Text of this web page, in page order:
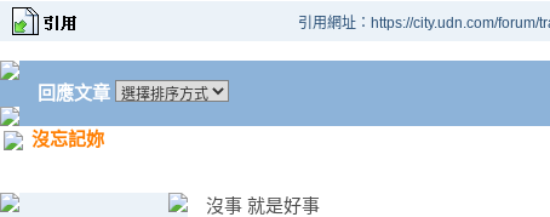
引用網址：https://city.udn.com/
回應文章
沒忘記妳
沒事 就是好事